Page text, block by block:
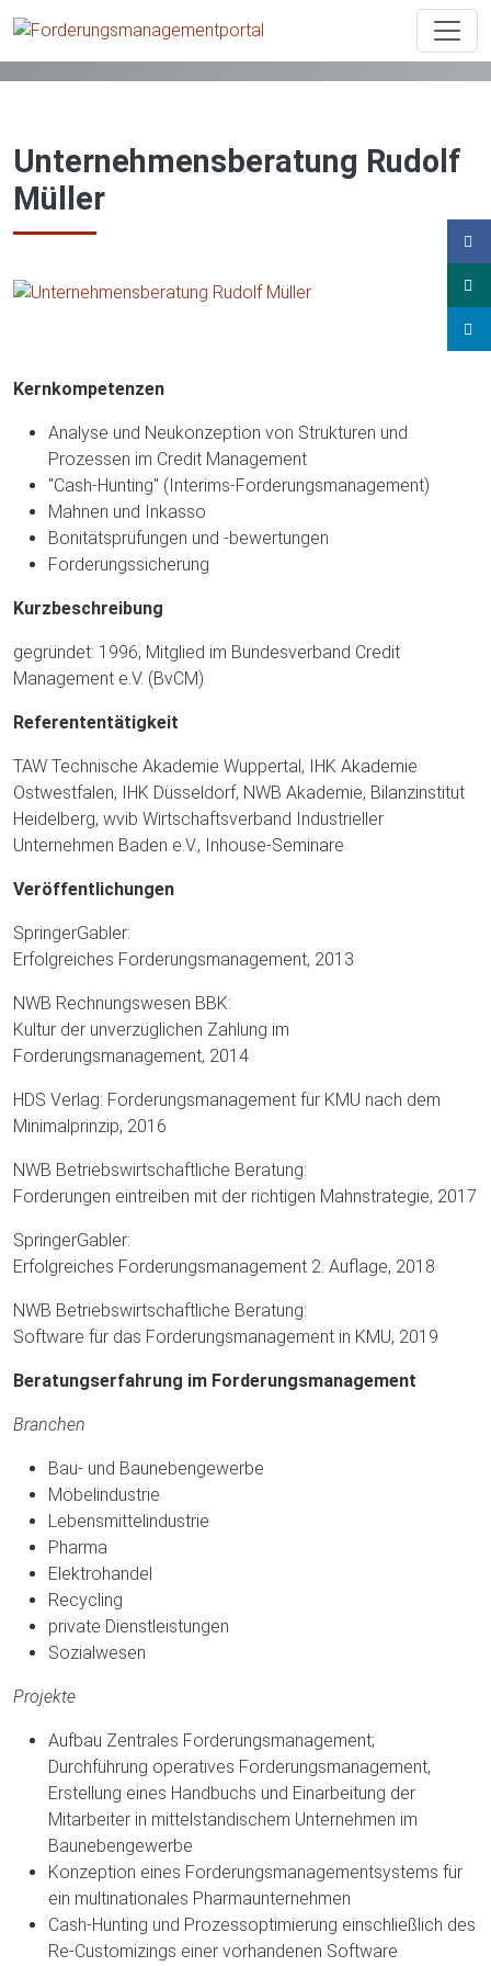
Berater, Anwälte, Dienstleister
Unternehmensberatung Rudolf
Müller
Kernkompetenzen
Analyse und Neukonzeption von Strukturen und
Prozessen im Credit Management
"Cash-Hunting" (Interims-Forderungsmanagement)
Mahnen und Inkasso
Bonitätsprüfungen und -bewertungen
Forderungssicherung
Kurzbeschreibung
gegründet: 1996, Mitglied im Bundesverband Credit
Management e.V. (BvCM)
Referententätigkeit
TAW Technische Akademie Wuppertal, IHK Akademie
Ostwestfalen, IHK Düsseldorf, NWB Akademie, Bilanzinstitut
Heidelberg, wvib Wirtschaftsverband Industrieller
Unternehmen Baden e.V., Inhouse-Seminare
Veröffentlichungen
SpringerGabler:
Erfolgreiches Forderungsmanagement, 2013
NWB Rechnungswesen BBK:
Kultur der unverzüglichen Zahlung im
Forderungsmanagement, 2014
HDS Verlag: Forderungsmanagement für KMU nach dem
Minimalprinzip, 2016
NWB Betriebswirtschaftliche Beratung:
Forderungen eintreiben mit der richtigen Mahnstrategie, 2017
SpringerGabler:
Erfolgreiches Forderungsmanagement 2. Auflage, 2018
NWB Betriebswirtschaftliche Beratung:
Software für das Forderungsmanagement in KMU, 2019
Beratungserfahrung im Forderungsmanagement
Branchen
Bau- und Baunebengewerbe
Möbelindustrie
Lebensmittelindustrie
Pharma
Elektrohandel
Recycling
private Dienstleistungen
Sozialwesen
Projekte
Aufbau Zentrales Forderungsmanagement;
Durchführung operatives Forderungsmanagement,
Erstellung eines Handbuchs und Einarbeitung der
Mitarbeiter in mittelständischem Unternehmen im
Baunebengewerbe
Konzeption eines Forderungsmanagementsystems für
ein multinationales Pharmaunternehmen
Cash-Hunting und Prozessoptimierung einschließlich des
Re-Customizings einer vorhandenen Software